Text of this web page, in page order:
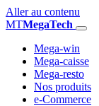
Aller au contenu
MTMegaTech
Mega-win
Mega-caisse
Mega-resto
Nos produits
e-Commerce